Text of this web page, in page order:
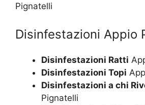
Pignatelli
Disinfestazioni Appio
Disinfestazioni Ratti
Disinfestazioni Topi
Disinfestazioni a chi
Pignatelli